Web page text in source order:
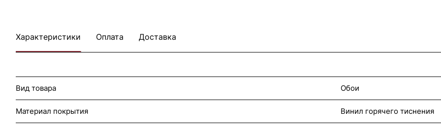
Характеристики Оплата Доставка
Вид товара Обои
Материал покрытия Винил горячего тиснения